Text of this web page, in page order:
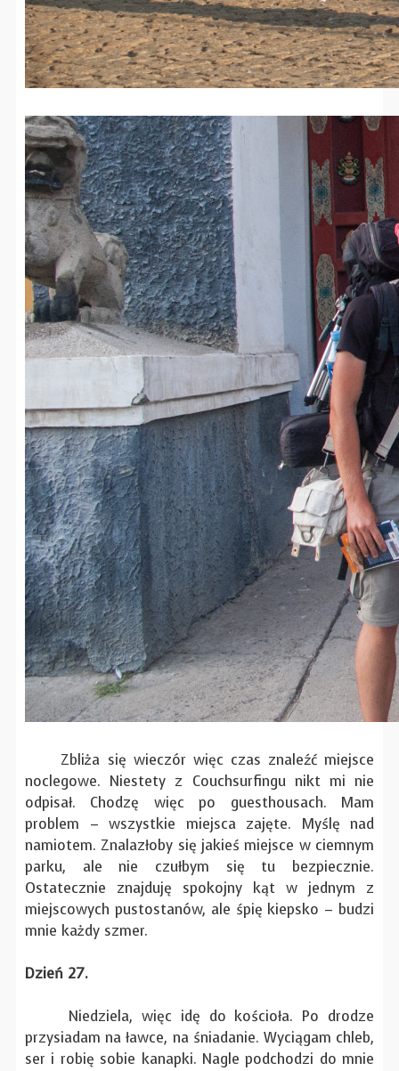
Zbliża się wieczór więc czas znaleźć miejsce
noclegowe. Niestety z Couchsurfingu nikt mi nie
odpisał. Chodzę więc po guesthousach. Mam
problem – wszystkie miejsca zajęte. Myślę nad
namiotem. Znalazłoby się jakieś miejsce w ciemnym
parku, ale nie czułbym się tu bezpiecznie.
Ostatecznie znajduję spokojny kąt w jednym z
miejscowych pustostanów, ale śpię kiepsko – budzi
mnie każdy szmer.
Dzień 27.
Niedziela, więc idę do kościoła. Po drodze
przysiadam na ławce, na śniadanie. Wyciągam chleb,
ser i robię sobie kanapki. Nagle podchodzi do mnie